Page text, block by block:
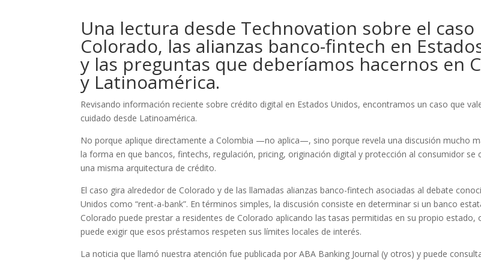
Una lectura desde Technovation sobre el caso
Colorado, las alianzas banco-fintech en
y las preguntas que deberíamos hacernos en
y Latinoamérica.
Revisando información reciente sobre crédito digital en Estados Unidos, encontramos un caso que
cuidado desde Latinoamérica.
No porque aplique directamente a Colombia —no aplica—, sino porque revela una discusión mucho
la forma en que bancos, fintechs, regulación, pricing, originación digital y protección al consumidor se
una misma arquitectura de crédito.
El caso gira alrededor de Colorado y de las llamadas alianzas banco-fintech asociadas al debate
Unidos como “rent-a-bank”. En términos simples, la discusión consiste en determinar si un banco
Colorado puede prestar a residentes de Colorado aplicando las tasas permitidas en su propio estado,
puede exigir que esos préstamos respeten sus límites locales de interés.
La noticia que llamó nuestra atención fue publicada por ABA Banking Journal (y otros) y puede